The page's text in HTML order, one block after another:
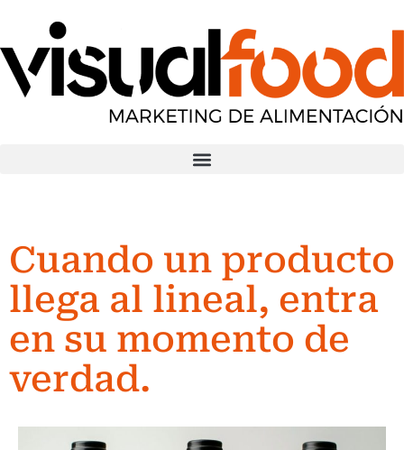
Cuando un producto
llega al lineal, entra
en su momento de
verdad.